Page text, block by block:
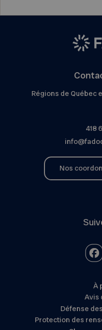
Régions de Québec
418
Nos
À
Avis
Défense
Protection des